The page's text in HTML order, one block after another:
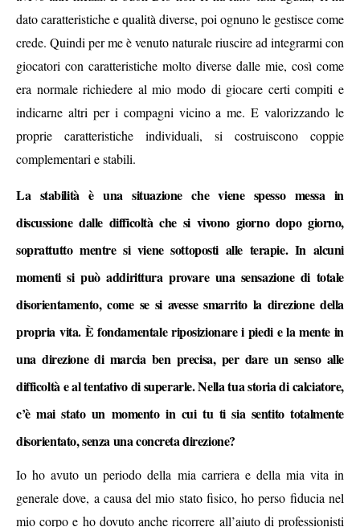
dato caratteristiche e qualità diverse, poi ognuno le gestisce come
crede. Quindi per me è venuto naturale riuscire ad integrarmi con
giocatori con caratteristiche molto diverse dalle mie, così come
era normale richiedere al mio modo di giocare certi compiti e
indicarne altri per i compagni vicino a me. E valorizzando le
proprie caratteristiche individuali, si costruiscono coppie
complementari e stabili.
La stabilità è una situazione che viene spesso messa in
discussione dalle difficoltà che si vivono giorno dopo giorno,
soprattutto mentre si viene sottoposti alle terapie. In alcuni
momenti si può addirittura provare una sensazione di totale
disorientamento, come se si avesse smarrito la direzione della
propria vita. È fondamentale riposizionare i piedi e la mente in
una direzione di marcia ben precisa, per dare un senso alle
difficoltà e al tentativo di superarle. Nella tua storia di calciatore,
c’è mai stato un momento in cui tu ti sia sentito totalmente
disorientato, senza una concreta direzione?
Io ho avuto un periodo della mia carriera e della mia vita in
generale dove, a causa del mio stato fisico, ho perso fiducia nel
mio corpo e ho dovuto anche ricorrere all’aiuto di professionisti